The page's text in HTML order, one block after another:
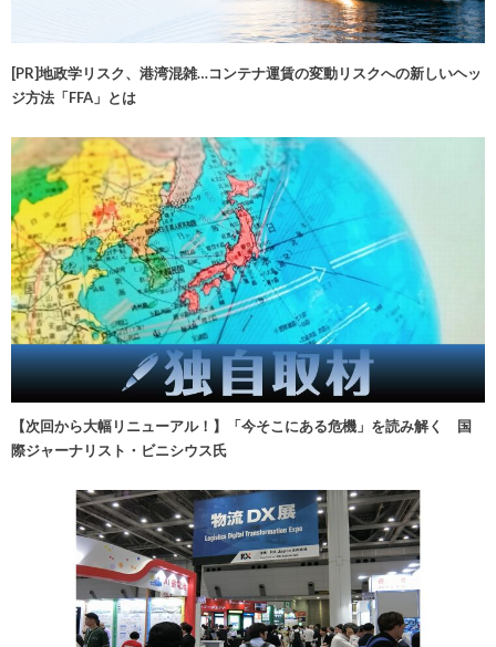
[PR]地政学リスク、港湾混雑…コンテナ運賃の変動リスクへの新しいヘッ
ジ方法「FFA」とは
【次回から大幅リニューアル！】「今そこにある危機」を読み解く 国
際ジャーナリスト・ビニシウス氏